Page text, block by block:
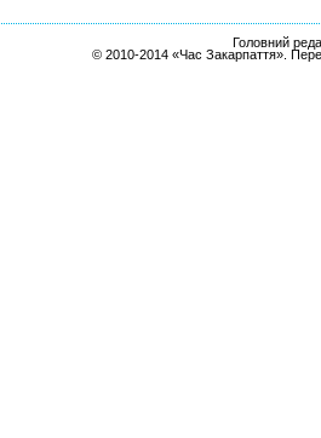
Головний
© 2010-2014 «Час Закарпаття».